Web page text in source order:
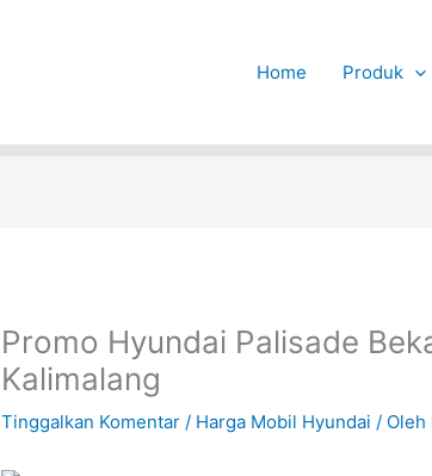
Home Produk
Promo Hyundai Palisade
Kalimalang
Tinggalkan Komentar / Harga Mobil Hyundai / Oleh